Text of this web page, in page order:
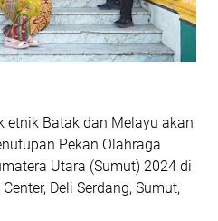
etnik Batak dan Melayu akan
Pekan Olahraga
Utara (Sumut) 2024 di
Deli Serdang, Sumut,